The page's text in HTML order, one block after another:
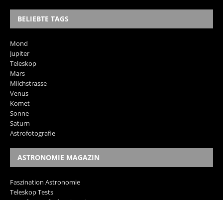
BELIEBTE TAGS
Mond
Jupiter
Teleskop
Mars
Milchstrasse
Venus
Komet
Sonne
Saturn
Astrofotografie
ASTRONOMIE MAGAZIN
Faszination Astronomie
Teleskop Tests